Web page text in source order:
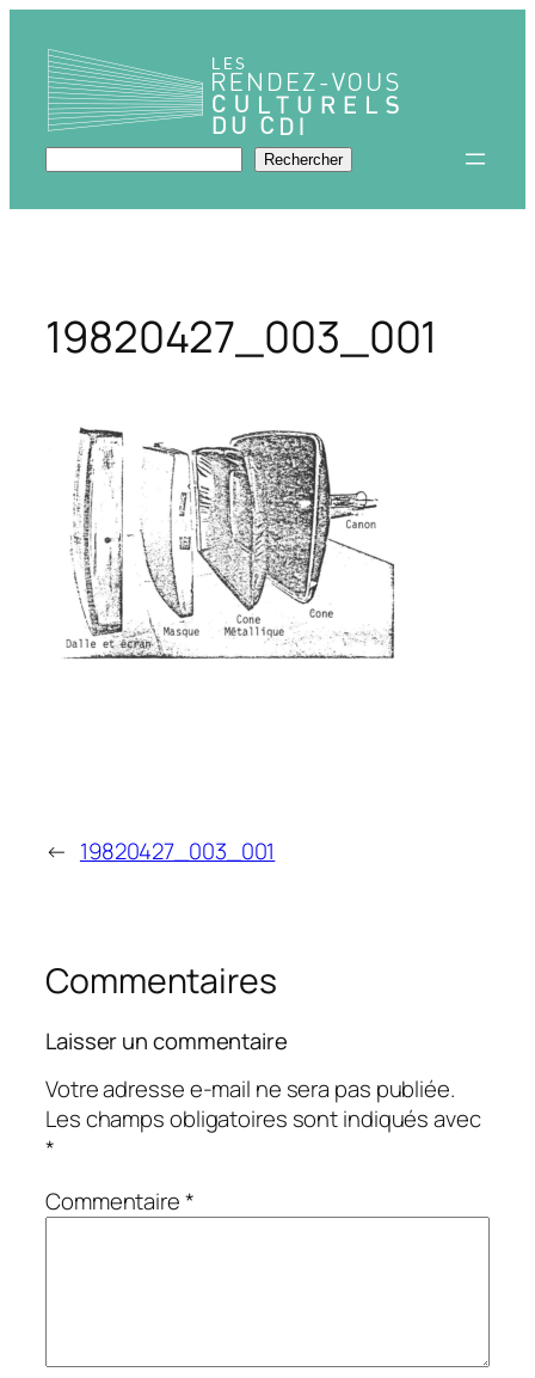
contenu
Rechercher Rechercher
19820427_003_001
← 19820427_003_001
Commentaires
Laisser un commentaire
Votre adresse e-mail ne sera pas publiée.
Les champs obligatoires sont indiqués avec
*
Commentaire*